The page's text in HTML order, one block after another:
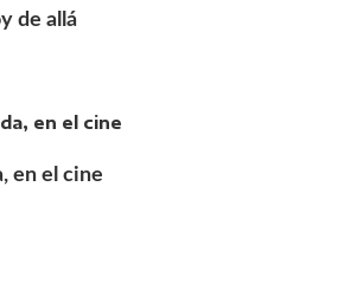
de allá
en el cine